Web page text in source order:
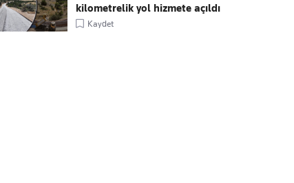
kilometrelik yol hizmete açıldı
Kaydet